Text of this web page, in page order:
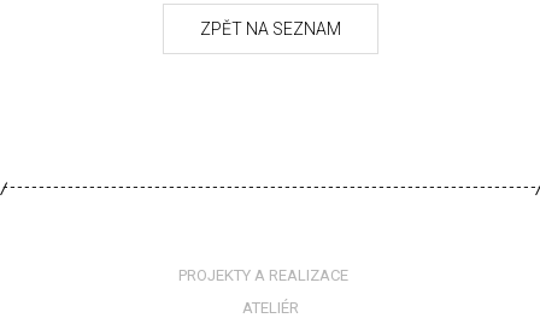
PROJEKTY A REALIZACE
ATELIÉR